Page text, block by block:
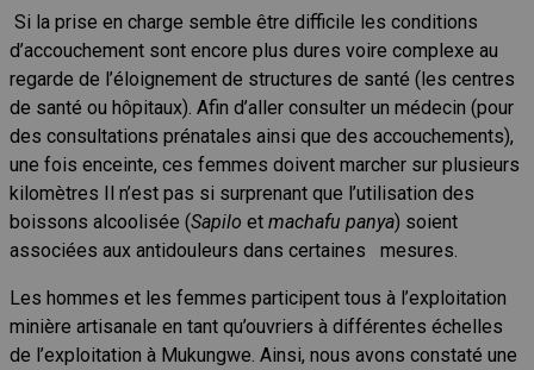
Si la prise en charge semble être difficile les conditions
d’accouchement sont encore plus dures voire complexe au
regarde de l’éloignement de structures de santé (les centres
de santé ou hôpitaux). Afin d’aller consulter un médecin (pour
des consultations prénatales ainsi que des accouchements),
une fois enceinte, ces femmes doivent marcher sur plusieurs
kilomètres Il n’est pas si surprenant que l’utilisation des
boissons alcoolisée (Sapilo et machafu panya) soient
associées aux antidouleurs dans certaines mesures.
Les hommes et les femmes participent tous à l’exploitation
minière artisanale en tant qu’ouvriers à différentes échelles
de l’exploitation à Mukungwe. Ainsi, nous avons constaté une